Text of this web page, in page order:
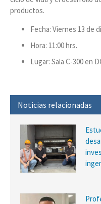
productos.
Fecha: Viernes 13 de
Hora: 11:00 hrs.
Lugar: Sala C-300 en
Noticias relacionadas